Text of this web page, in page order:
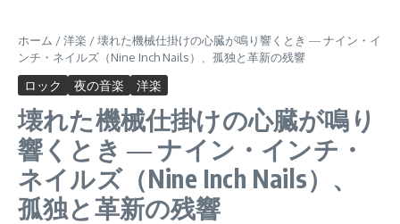
ホーム /洋楽 /壊れた機械仕掛けの心臓が鳴り響くとき ― ナイン・イ
ンチ・ネイルズ（Nine Inch Nails）、孤独と革新の残響
ロック 夜の音楽 洋楽
壊れた機械仕掛けの心臓が鳴り
響くとき ― ナイン・インチ・
ネイルズ（Nine Inch Nails）、
孤独と革新の残響